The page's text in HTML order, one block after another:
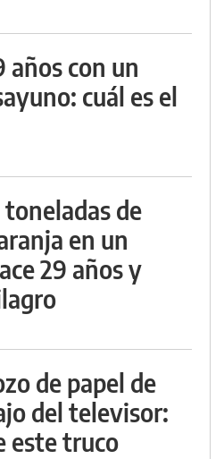
años con un
cuál es el
de
en un
29 años y
de papel de
del televisor:
este truco